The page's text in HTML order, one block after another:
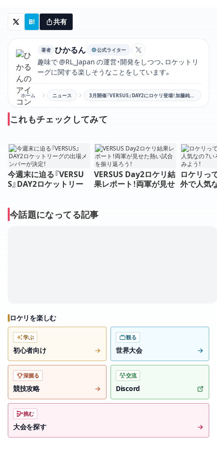
B! 共有
著者 ひかるん 公式ライター
ひかるんのXアカウン
趣味で @RL_Japan の運営・開発をしつつ、ロケットリ
ーグに関する楽しそうなことをしています。
ホーム ニュース
これもチェックしてみて
今週末に迫る『VERSU
S』DAY2ロケットリー
VERSUS Day2ロケリ結
果レポート！両軍が見せ
ロケリっ
外で人気
今話題になってる記事
ロケリを楽しむ
学ぶ
初心者向け
観る
世界大会
深掘る
競技攻略
交流
Discord
挑む
大会を探す